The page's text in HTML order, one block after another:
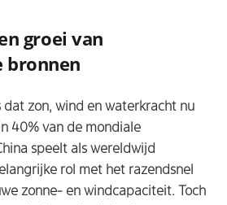
groei van
bronnen
dat zon, wind en waterkracht nu
40% van de mondiale
speelt als wereldwijd
rol met het razendsnel
zonne- en windcapaciteit. Toch